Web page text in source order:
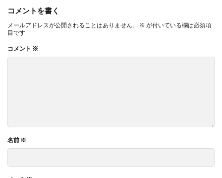
コメントを書く
メールアドレスが公開されることはありません。 ※ が付いている欄は必須項
目です
コメント ※
名前 ※